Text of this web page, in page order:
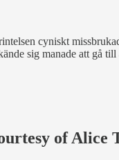
cyniskt
sig manade att gå
of Alice